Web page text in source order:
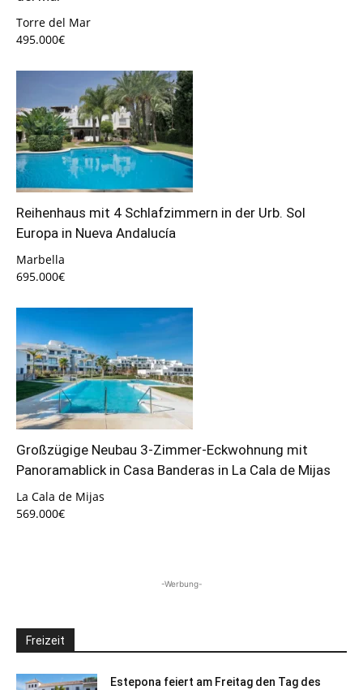
Torre del Mar
495.000€
Reihenhaus mit 4 Schlafzimmern in der Urb. Sol
Europa in Nueva Andalucía
Marbella
695.000€
Großzügige Neubau 3-Zimmer-Eckwohnung mit
Panoramablick in Casa Banderas in La Cala de Mijas
La Cala de Mijas
569.000€
-Werbung-
Freizeit
Estepona feiert am Freitag den Tag des